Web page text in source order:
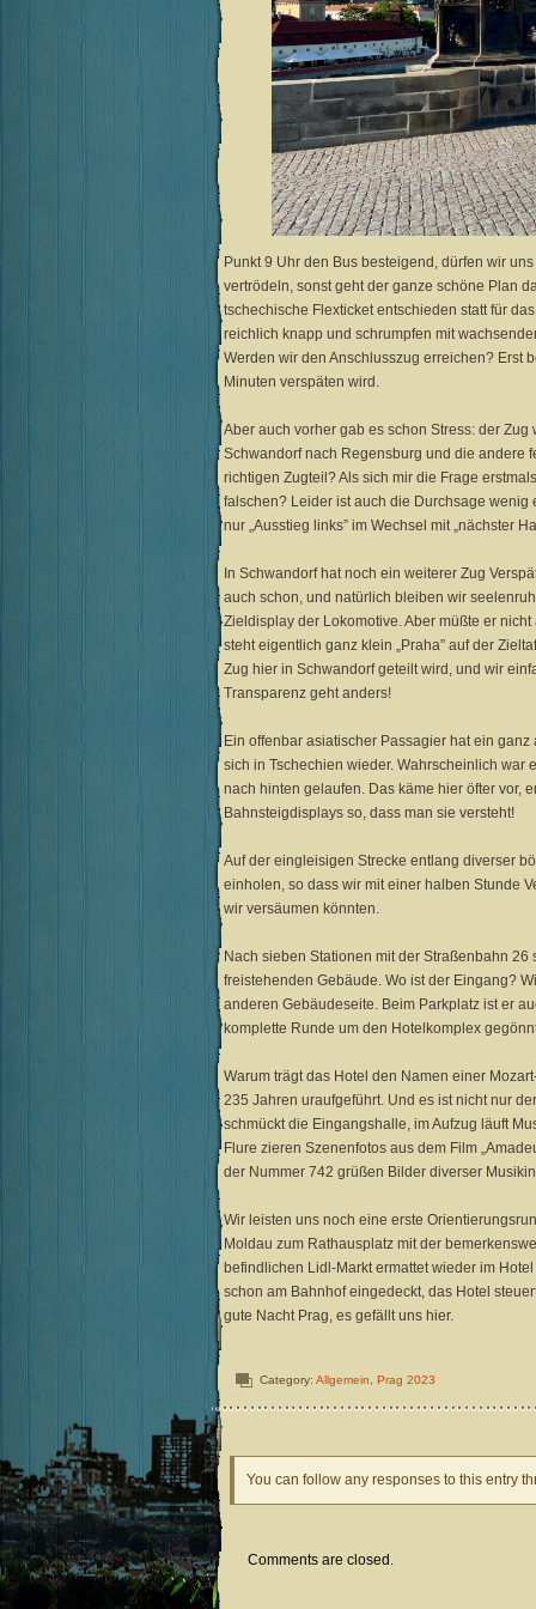
Punkt 9 Uhr den Bus besteigend, dürfen wir
vertrödeln, sonst geht der ganze schöne Plan
tschechische Flexticket entschieden statt für
reichlich knapp und schrumpfen mit
Werden wir den Anschlusszug erreichen? Erst
Minuten verspäten wird.
Aber auch vorher gab es schon Stress: der
Schwandorf nach Regensburg und die andere
richtigen Zugteil? Als sich mir die Frage
falschen? Leider ist auch die Durchsage
nur „Ausstieg links” im Wechsel mit „nächster
In Schwandorf hat noch ein weiterer Zug
auch schon, und natürlich bleiben wir
Zieldisplay der Lokomotive. Aber müßte er
steht eigentlich ganz klein „Praha” auf der
Zug hier in Schwandorf geteilt wird, und wir
Transparenz geht anders!
Ein offenbar asiatischer Passagier hat ein
sich in Tschechien wieder. Wahrscheinlich war
nach hinten gelaufen. Das käme hier öfter vor,
Bahnsteigdisplays so, dass man sie versteht!
Auf der eingleisigen Strecke entlang diverser
einholen, so dass wir mit einer halben Stunde
wir versäumen könnten.
Nach sieben Stationen mit der Straßenbahn
freistehenden Gebäude. Wo ist der Eingang?
anderen Gebäudeseite. Beim Parkplatz ist er
komplette Runde um den Hotelkomplex
Warum trägt das Hotel den Namen einer
235 Jahren uraufgeführt. Und es ist nicht nur
schmückt die Eingangshalle, im Aufzug läuft
Flure zieren Szenenfotos aus dem Film
der Nummer 742 grüßen Bilder diverser
Wir leisten uns noch eine erste
Moldau zum Rathausplatz mit der
befindlichen Lidl-Markt ermattet wieder im
schon am Bahnhof eingedeckt, das Hotel
gute Nacht Prag, es gefällt uns hier.
Category: Allgemein Prag 2023
You can follow any responses to this entry
Comments are closed.